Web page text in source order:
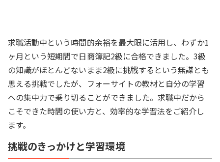
求職活動中という時間的余裕を最大限に活用し、わずか1
ヶ月という短期間で日商簿記2級に合格できました。3級
の知識がほとんどないまま2級に挑戦するという無謀とも
思える挑戦でしたが、フォーサイトの教材と自分の学習
への集中力で乗り切ることができました。求職中だから
こそできた時間の使い方と、効率的な学習法をご紹介し
ます。
挑戦のきっかけと学習環境